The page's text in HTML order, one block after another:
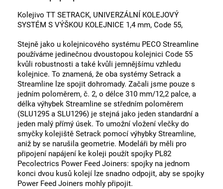
Kolejivo TT SETRACK, UNIVERZÁLNÍ KOLEJOVÝ
SYSTÉM S VÝŠKOU KOLEJNICE 1,4 mm, Code 55,
Stejně jako u kolejnicového systému PECO Streamline
používáme jedinečnou dvoustopou kolejnici Code 55
kvůli robustnosti a také kvůli jemnějšímu vzhledu
kolejnice. To znamená, že oba systémy Setrack a
Streamline lze spojit dohromady. Začali jsme pouze s
jedním poloměrem, č. 2, o délce 310 mm/12,2 palce, a
délka výhybek Streamline se středním poloměrem
(SLU1295 a SLU1296) je stejná jako jeden standardní a
jeden malý přímý úsek. To umožní vložení vlečky do
smyčky kolejiště Setrack pomocí výhybky Streamline,
aniž by se narušila geometrie. Modeláři by měli pro
připojení napájení ke koleji použít spojky PL82
Pecolectrics Power Feed Joiners: spojky na jednom
konci dvou kusů kolejí lze snadno odpojit, aby se spojky
Power Feed Joiners mohly připojit.